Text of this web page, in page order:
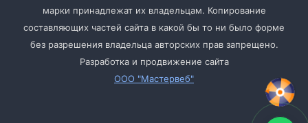
марки принадлежат их владельцам. Копирование
составляющих частей сайта в какой бы то ни было форме
без разрешения владельца авторских прав запрещено.
Разработка и продвижение сайта
ООО "Мастервеб"